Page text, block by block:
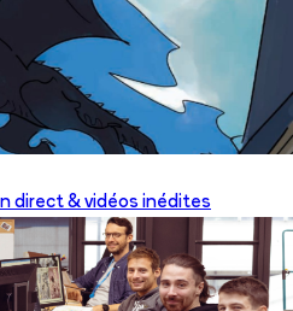
direct & vidéos inédites